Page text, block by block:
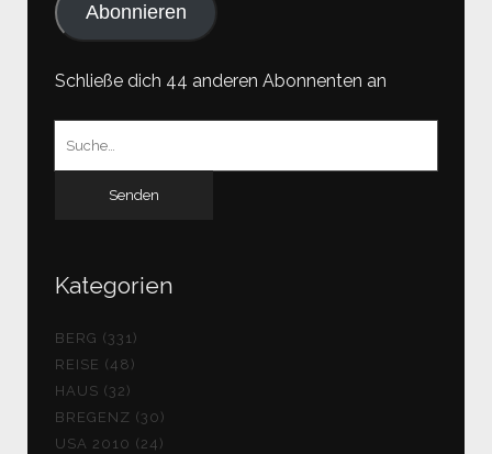
Abonnieren
Schließe dich 44 anderen Abonnenten an
Kategorien
BERG (331)
REISE (48)
HAUS (32)
BREGENZ (30)
USA 2010 (24)